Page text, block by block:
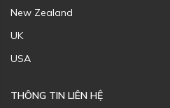
New Zealand
UK
USA
THÔNG TIN LIÊN HỆ